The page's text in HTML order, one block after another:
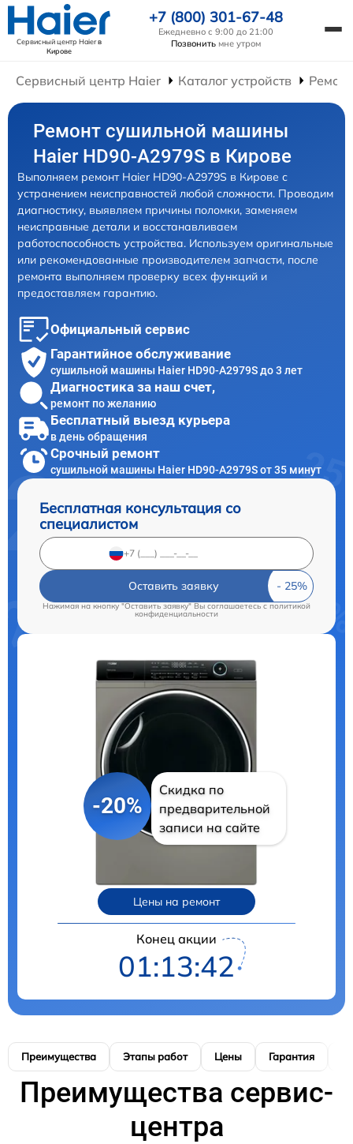
Сервисный центр Haierв
Кирове
+7 (800) 301-67-48
Ежедневно с 9:00 до 21:00
Позвонить мне утром
Сервисный центр Haier Каталог устройств
Ремонт сушильной машины
Haier HD90-A2979S в Кирове
Выполняем ремонт Haier HD90-A2979S в Кирове с
устранением неисправностей любой сложности. Проводим
диагностику, выявляем причины поломки, заменяем
неисправные детали и восстанавливаем
работоспособность устройства. Используем оригинальные
или рекомендованные производителем запчасти, после
ремонта выполняем проверку всех функций и
предоставляем гарантию.
Официальный сервис
Гарантийное обслуживание
сушильной машины Haier HD90-A2979S до 3 лет
Диагностика за наш счет,
ремонт по желанию
Бесплатный выезд курьера
в день обращения
Срочный ремонт
сушильной машины Haier HD90-A2979S от 35 минут
Бесплатная консультация со
специалистом
Оставить заявку
Нажимая на кнопку "Оставить заявку" Вы соглашаетесь cполитикой
конфиденциальности
-20%
Скидка по
предварительной
записи на сайте
Цены на ремонт
Конец акции
01:13:41
Преимущества Этапы работ Цены Гарантия
Преимущества сервис-
центра